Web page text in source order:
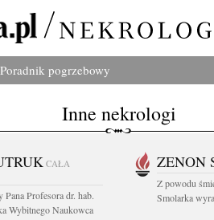
Poradnik pogrzebowy
Inne nekrologi
CAŁA
Pana Profesora dr. hab.
Wybitnego Naukowca
ZENON
Z powodu
Smolarka